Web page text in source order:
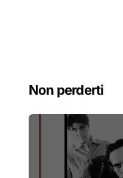
Non perderti